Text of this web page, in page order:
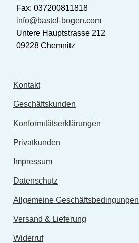
Fax: 037200811818
info@bastel-bogen.com
Untere Hauptstrasse 212
09228 Chemnitz
Kontakt
Geschäftskunden
Konformitätserklärungen
Privatkunden
Impressum
Datenschutz
Allgemeine Geschäftsbedingungen
Versand & Lieferung
Widerruf